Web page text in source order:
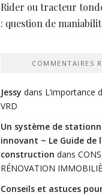
Rider ou tracteur
: question de
COMMENTAIRES
Jessy dans L’importance
VRD
Un système de
innovant ~ Le Guide de
construction dans
RÉNOVATION
Conseils et astuces